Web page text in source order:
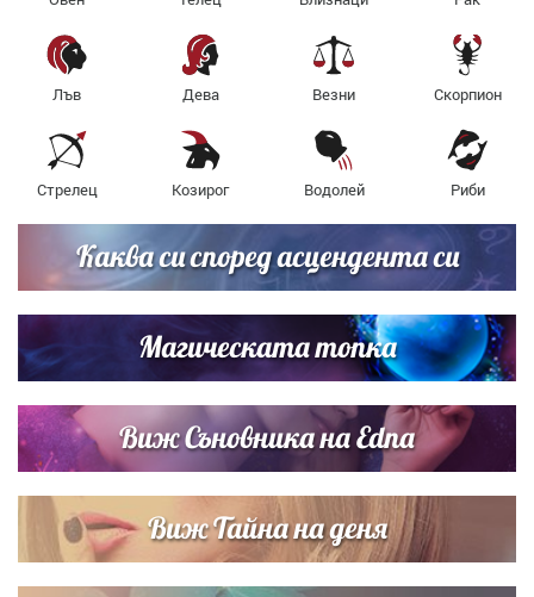
Лъв Дева Везни Скорпион
Стрелец Козирог Водолей Риби
Каква си според асцендента си
Магическата топка
Виж Съновника на Edna
Виж Тайна на деня